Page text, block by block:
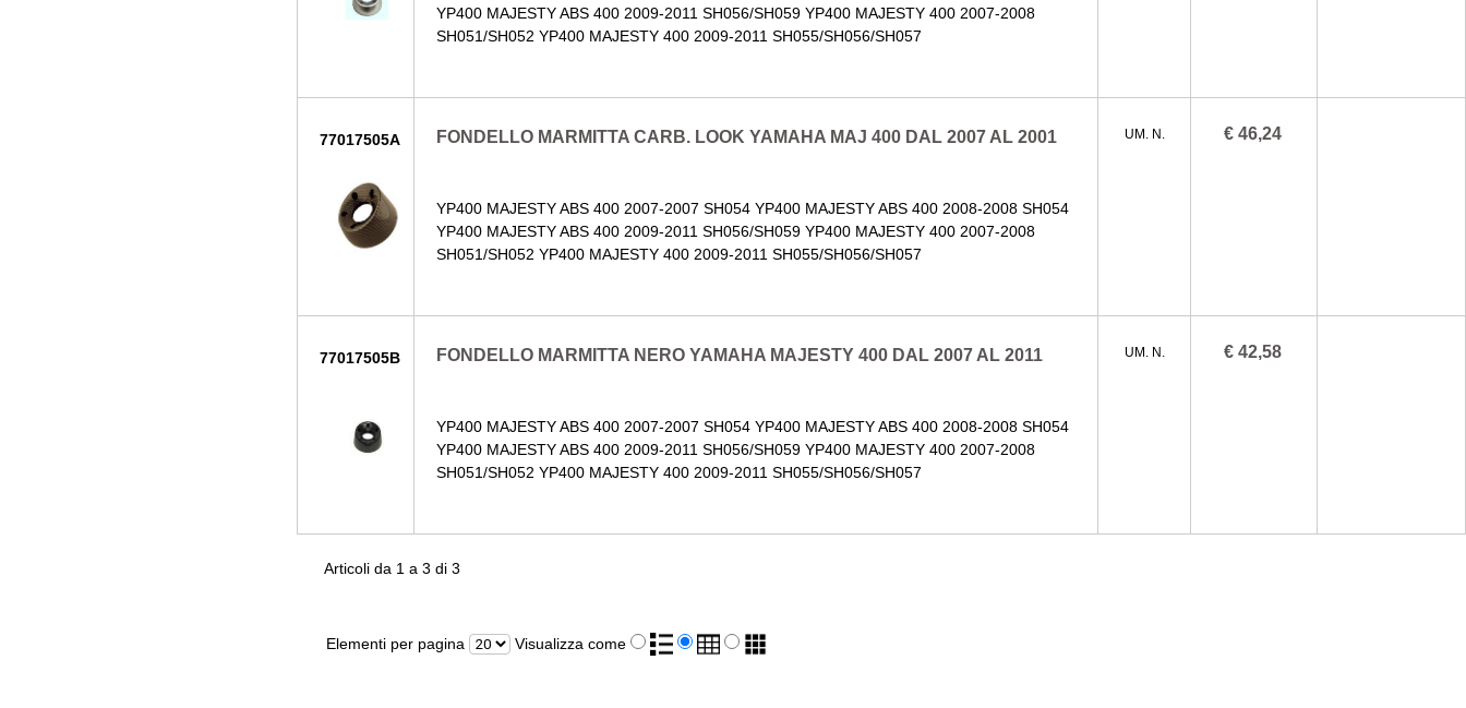
YP400 MAJESTY ABS 400 2009-2011 SH056/SH059 YP400 MAJESTY 400 2007-2008
SH051/SH052 YP400 MAJESTY 400 2009-2011 SH055/SH056/SH057
77017505A FONDELLO MARMITTA CARB. LOOK YAMAHA MAJ 400 DAL 2007 AL 2001
YP400 MAJESTY ABS 400 2007-2007 SH054 YP400 MAJESTY ABS 400 2008-2008 SH054
YP400 MAJESTY ABS 400 2009-2011 SH056/SH059 YP400 MAJESTY 400 2007-2008
SH051/SH052 YP400 MAJESTY 400 2009-2011 SH055/SH056/SH057
UM. N. € 46,24
77017505B FONDELLO MARMITTA NERO YAMAHA MAJESTY 400 DAL 2007 AL 2011
YP400 MAJESTY ABS 400 2007-2007 SH054 YP400 MAJESTY ABS 400 2008-2008 SH054
YP400 MAJESTY ABS 400 2009-2011 SH056/SH059 YP400 MAJESTY 400 2007-2008
SH051/SH052 YP400 MAJESTY 400 2009-2011 SH055/SH056/SH057
UM. N. € 42,58
Articoli da 1 a 3 di 3
Elementi per pagina Visualizza come